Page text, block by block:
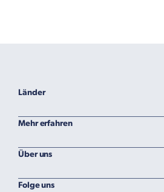
Länder
Mehr erfahren
Über uns
Folge uns